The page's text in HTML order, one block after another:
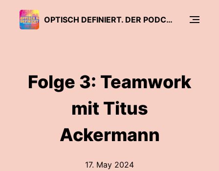
OPTISCH DEFINIERT. DER PODCAST ÜBERS COMICS MACHEN
Folge 3: Teamwork
mit Titus
Ackermann
17. May 2024